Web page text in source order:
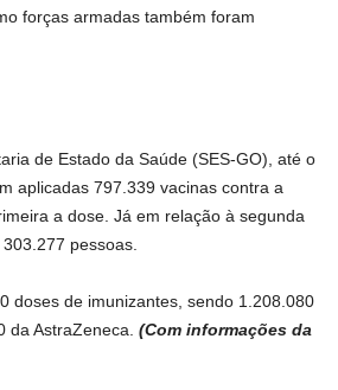
forças armadas também foram
de Estado da Saúde (SES-GO), até o
aplicadas 797.339 vacinas contra a
a dose. Já em relação à segunda
pessoas.
doses de imunizantes, sendo 1.208.080
da AstraZeneca. (Com informações da